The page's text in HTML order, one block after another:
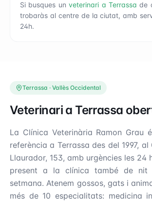
Si busques unveterinari a Terrassa de
trobaràs al centre de la ciutat, amb
24h.
Terrassa · Vallès Occidental
Veterinari a Terrassa
La Clínica Veterinària Ramon Grau
referència a Terrassa des del 1997,
Llaurador, 153, amb urgències les 24
present a la clínica també de
setmana. Atenem gossos, gats i
més de 10 especialitats: medicina